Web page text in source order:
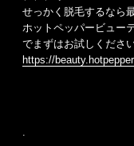
せっかく脱毛するなら
ホットペッパービュー
でまずはお試しくださ
https://